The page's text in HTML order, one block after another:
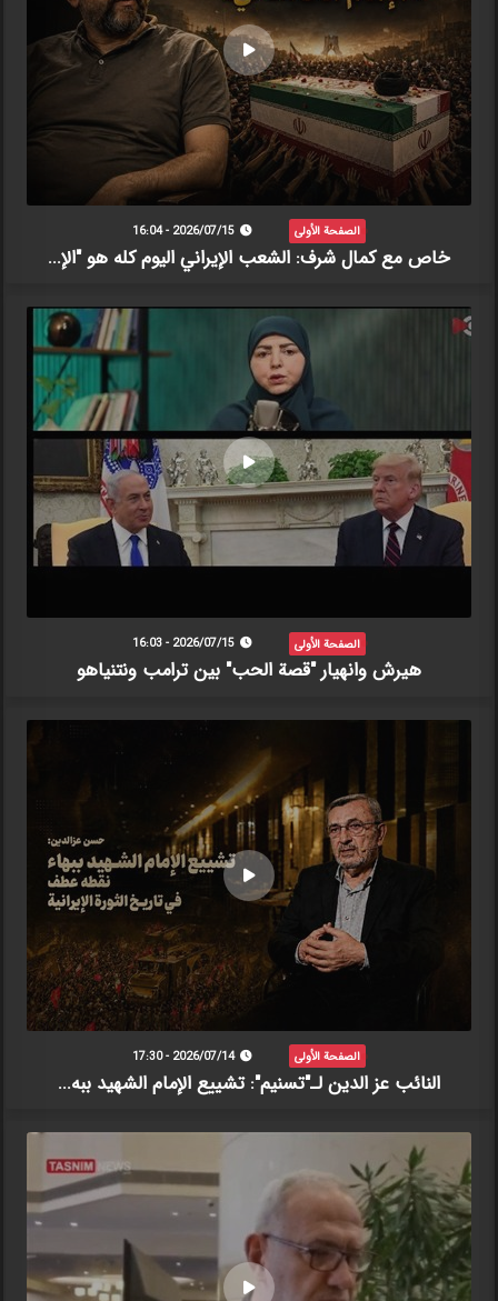
الصفحة الأولى 2026/07/15 - 16:04
خاص مع كمال شرف: الشعب الإيراني اليوم كله هو "الإ...
الصفحة الأولى 2026/07/15 - 16:03
هيرش وانهيار "قصة الحب" بين ترامب ونتنياهو
الصفحة الأولى 2026/07/14 - 17:30
النائب عز الدين لـ"تسنيم": تشييع الإمام الشهيد ببه...